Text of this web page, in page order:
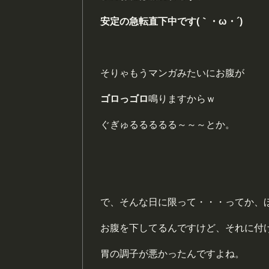
安定の急転直下中です(｀・ω・´)
そりゃもうマンガみたいにお腹が
ゴロっゴロ鳴りますからｗ
ぐぎゅるるるるる～～～とか。
で、そんな日に限って・・・ってか、
お腹を下してるんですけど、それに付
胃の調子が悪かったんですよね。